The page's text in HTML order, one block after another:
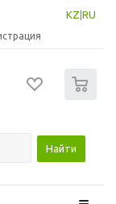
KZ RU
Найти